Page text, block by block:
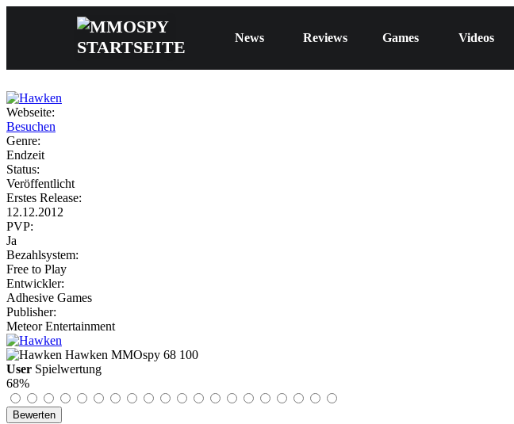
News Reviews Games Videos
Webseite:
Besuchen
Genre:
Endzeit
Status:
Veröffentlicht
Erstes Release:
12.12.2012
PVP:
Ja
Bezahlsystem:
Free to Play
Entwickler:
Adhesive Games
Publisher:
Meteor Entertainment
Hawken MMOspy 68 100
User Spielwertung
68%